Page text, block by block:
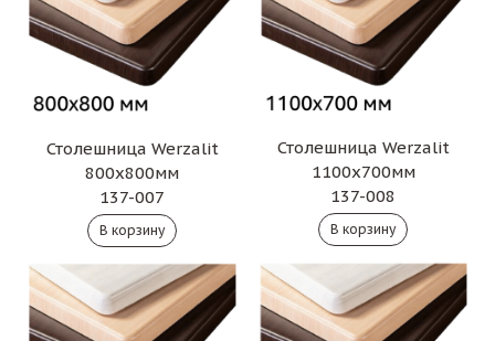
Столешница Werzalit
800х800мм
137-007
Столешница Werzalit
1100х700мм
137-008